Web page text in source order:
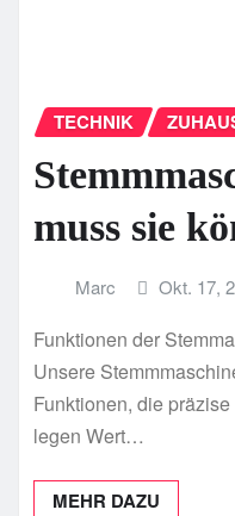
TECHNIK
muss sie
Marc Okt. 17,
Funktionen der
Unsere
Funktionen, die
legen Wert…
MEHR DAZU